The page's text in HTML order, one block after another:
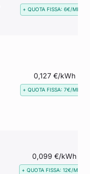
+ QUOTA FISSA: 6€/MESE
0,127 €/kWh
+ QUOTA FISSA: 7€/MESE
0,099 €/kWh
+ QUOTA FISSA: 12€/MESE